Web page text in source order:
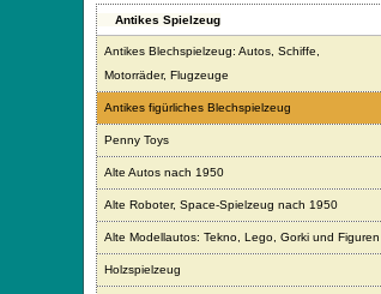
Antikes Spielzeug
Antikes Blechspielzeug: Autos, Schiffe,
Motorräder, Flugzeuge
Antikes figürliches Blechspielzeug
Penny Toys
Alte Autos nach 1950
Alte Roboter, Space-Spielzeug nach 1950
Alte Modellautos: Tekno, Lego, Gorki und Figuren
Holzspielzeug